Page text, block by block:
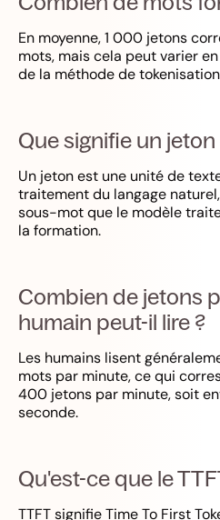
En moyenne, 1 000 jetons
mots, mais cela peut varier
de la méthode de
Que signifie un jeton
Un jeton est une unité de
traitement du langage
sous-mot que le modèle
la formation.
Combien de jetons
humain peut-il lire ?
Les humains lisent
mots par minute, ce qui
400 jetons par minute, soit
seconde.
Qu'est-ce que le
TTFT signifie Time To First